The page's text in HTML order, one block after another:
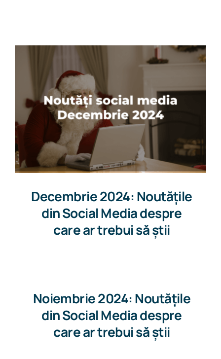
Decembrie 2024: Noutățile
din Social Media despre
care ar trebui să știi
Noiembrie 2024: Noutățile
din Social Media despre
care ar trebui să știi